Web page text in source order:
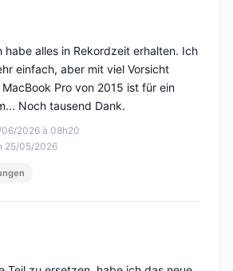
5
2026 à 08h20
25/05/2026
habe alles in Rekordzeit erhalten. Ich
einfach, aber mit viel Vorsicht
Pro von 2015 ist für ein
Noch tausend Dank.
5